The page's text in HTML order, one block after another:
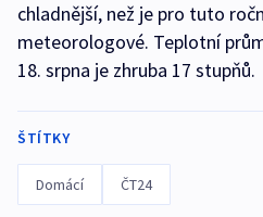
chladnější, než je pro tuto
meteorologové. Teplotní
18. srpna je zhruba 17 stupňů.
ŠTÍTKY
Domácí ČT24